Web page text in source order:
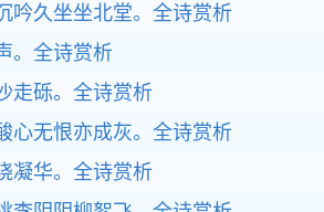
吟久坐坐北堂。 全诗赏析
全诗赏析
走砾。 全诗赏析
心无恨亦成灰。 全诗赏析
凝华。 全诗赏析